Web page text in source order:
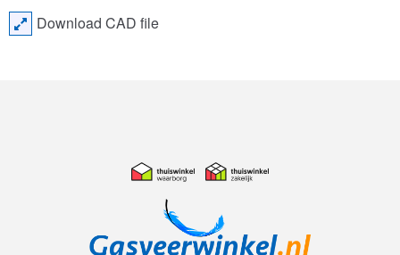
Download CAD file